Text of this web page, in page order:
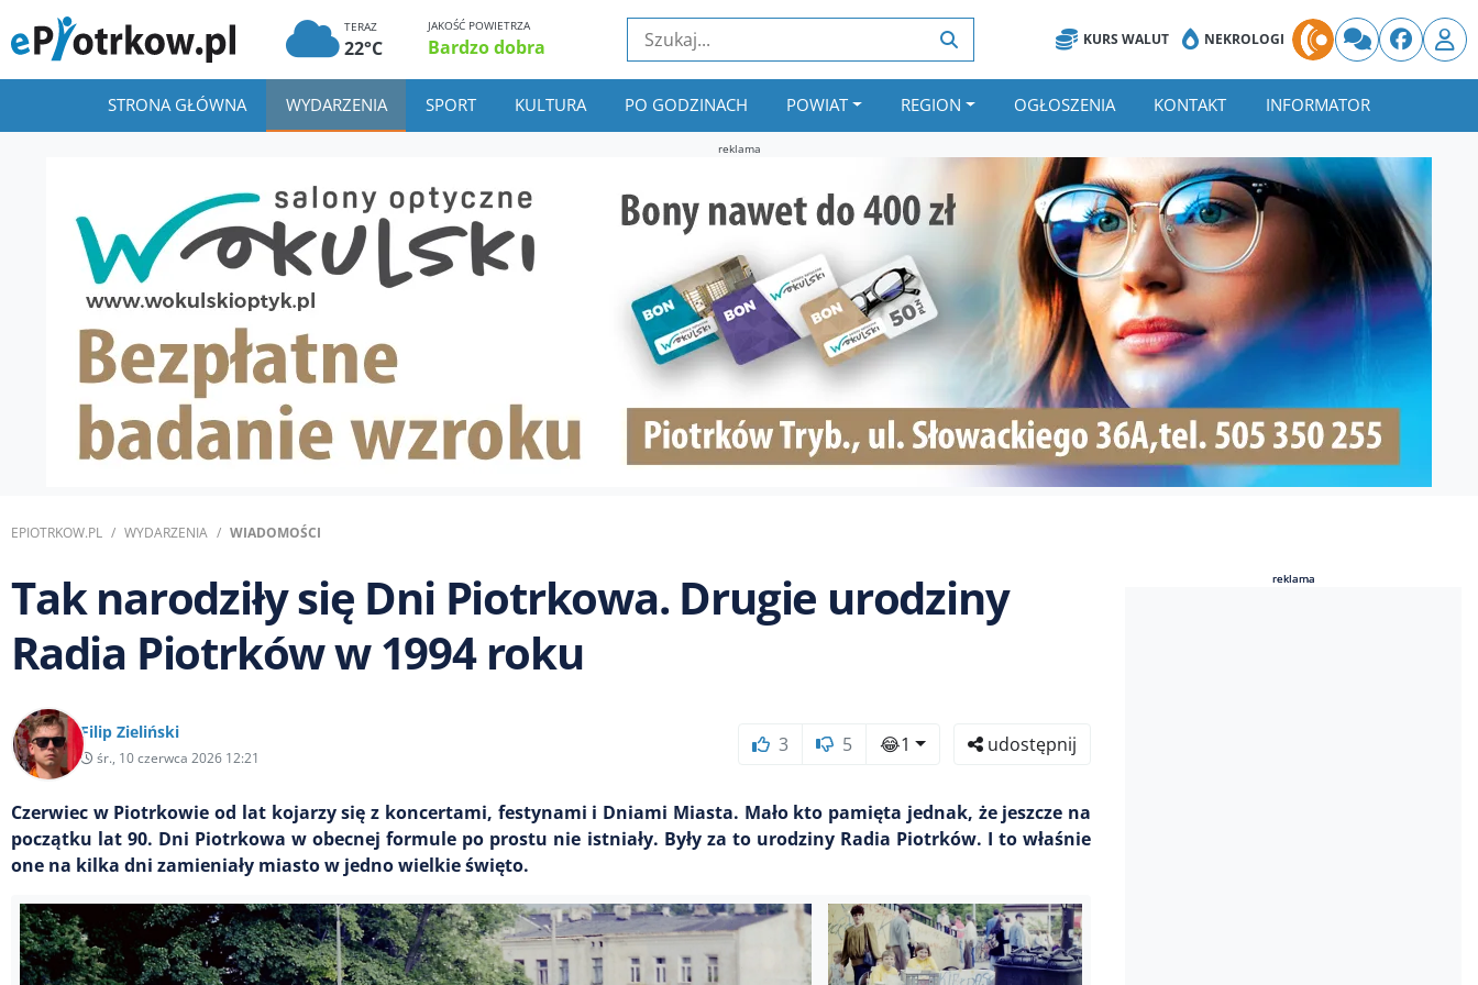
TERAZ
22°C
JAKOŚĆ POWIETRZA
Bardzo dobra KURS WALUT NEKROLOGI
STRONA GŁÓWNA WYDARZENIA SPORT KULTURA PO GODZINACH POWIAT REGION OGŁOSZENIA KONTAKT INFORMATOR
reklama
EPIOTRKOW.PL WYDARZENIA WIADOMOŚCI
Tak narodziły się Dni Piotrkowa. Drugie urodziny
Radia Piotrków w 1994 roku
Filip Zieliński
śr., 10 czerwca 2026 12:21
3 5 😂1 udostępnij
Czerwiec w Piotrkowie od lat kojarzy się z koncertami, festynami i Dniami Miasta. Mało kto pamięta jednak, że jeszcze na
początku lat 90. Dni Piotrkowa w obecnej formule po prostu nie istniały. Były za to urodziny Radia Piotrków. I to właśnie
one na kilka dni zamieniały miasto w jedno wielkie święto.
reklama
reklama